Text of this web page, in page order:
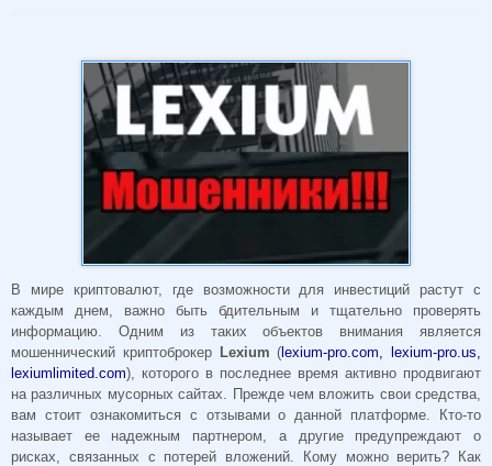
В мире криптовалют, где возможности для инвестиций растут с
каждым днем, важно быть бдительным и тщательно проверять
информацию. Одним из таких объектов внимания является
мошеннический криптоброкер Lexium (lexium-pro.com, lexium-pro.us,
lexiumlimited.com), которого в последнее время активно продвигают
на различных мусорных сайтах. Прежде чем вложить свои средства,
вам стоит ознакомиться с отзывами о данной платформе. Кто-то
называет ее надежным партнером, а другие предупреждают о
рисках, связанных с потерей вложений. Кому можно верить? Как